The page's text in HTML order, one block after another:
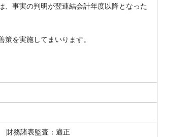
事実の判明が翌連結会計年度以降となった
を実施してまいります。
財務諸表監査：適正